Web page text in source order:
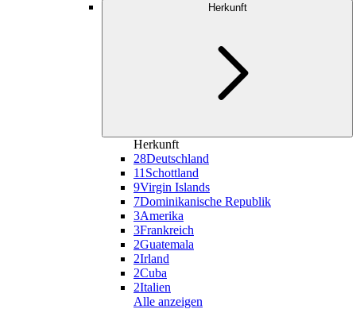
Herkunft
Herkunft
28Deutschland
11 Schottland
9Virgin Islands
7Dominikanische Republik
3Amerika
3Frankreich
2Guatemala
2Irland
2Cuba
2Italien
Alle anzeigen